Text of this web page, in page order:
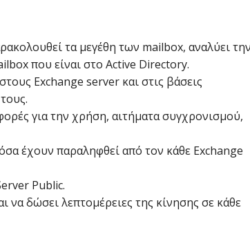
τα μεγέθη των mailbox, αναλύει
που είναι στο Active Directory.
Exchange server και στις βάσεις
για την χρήση, αιτήματα συγχρονισμού,
έχουν παραληφθεί από τον κάθε Exchange
Public.
δώσει λεπτομέρειες της κίνησης σε κάθε